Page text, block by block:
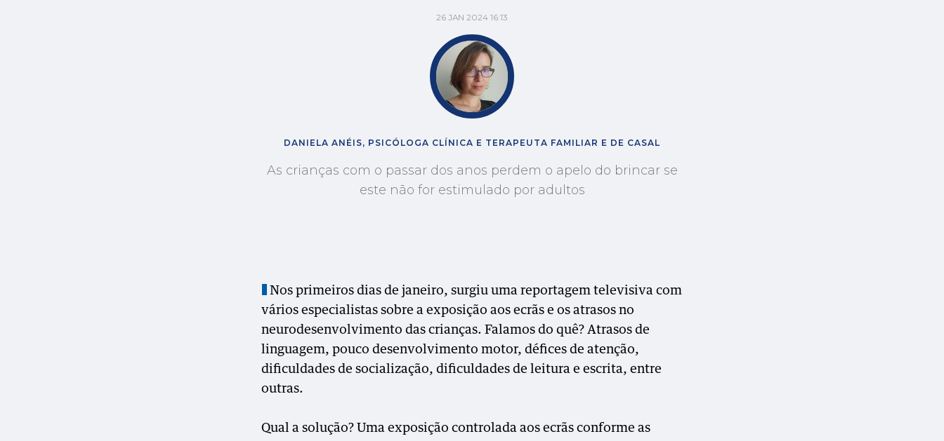
26 JAN 2024 16:13
DANIELA ANÉIS, PSICÓLOGA CLÍNICA E TERAPEUTA FAMILIAR E DE CASAL
As crianças com o passar dos anos perdem o apelo do brincar se
este não for estimulado por adultos
Nos primeiros dias de janeiro, surgiu uma reportagem televisiva com
vários especialistas sobre a exposição aos ecrãs e os atrasos no
neurodesenvolvimento das crianças. Falamos do quê? Atrasos de
linguagem, pouco desenvolvimento motor, défices de atenção,
dificuldades de socialização, dificuldades de leitura e escrita, entre
outras.
Qual a solução? Uma exposição controlada aos ecrãs conforme as